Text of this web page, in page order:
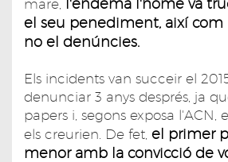
mare, l'endemà l'home va
el seu penediment, així com
no el denúncies.
Els incidents van succeir el
denunciar 3 anys després, ja
papers i, segons exposa l'ACN,
els creurien. De fet, el primer
menor amb la convicció de